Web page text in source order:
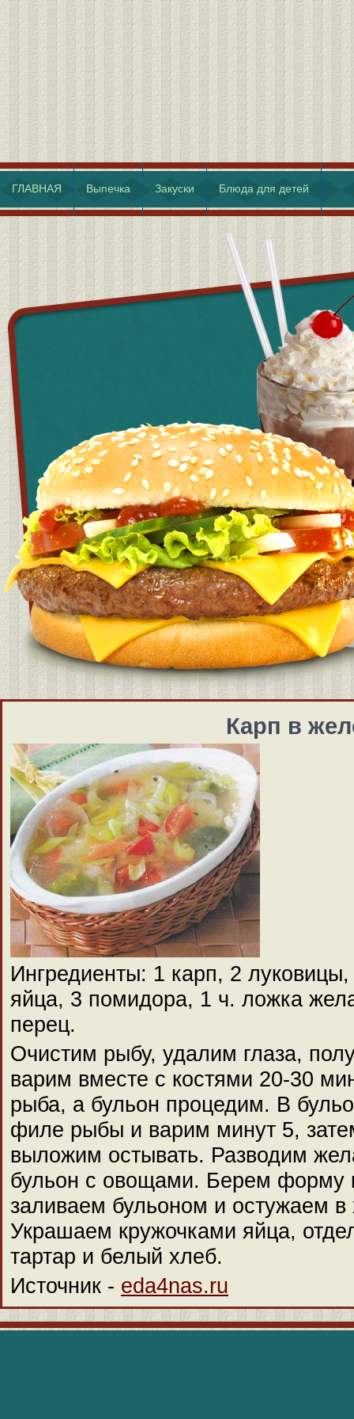
ГЛАВНАЯ Выпечка Закуски Блюда для детей
Карп в
Ингредиенты: 1 карп, 2
яйца, 3 помидора, 1 ч. ложка
перец.
Очистим рыбу, удалим глаза,
варим вместе с костями 20-30
рыба, а бульон процедим. В
филе рыбы и варим минут 5,
выложим остывать. Разводим
бульон с овощами. Берем
заливаем бульоном и остужаем в
Украшаем кружочками яйца,
тартар и белый хлеб.
Источник - eda4nas.ru